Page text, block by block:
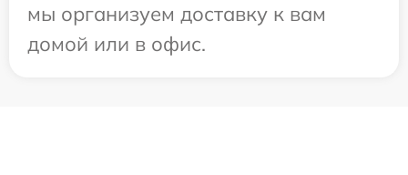
мы организуем доставку к вам
домой или в офис.